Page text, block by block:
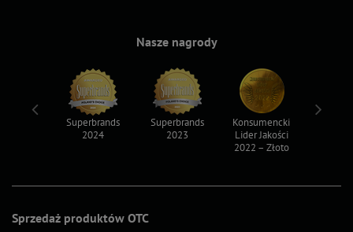
Sprzedaż produktów OTC
Nasze nagrody
Superbrands
2024
Superbrands
2023
Konsumencki
Lider Jakości
2022 – Złoto